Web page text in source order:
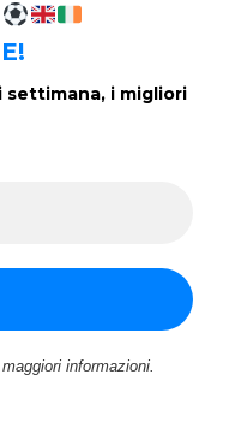
settimana, i migliori
informazioni.